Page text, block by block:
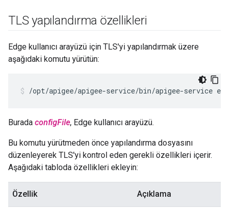
TLS yapılandırma özellikleri
Edge kullanıcı arayüzü için TLS'yi yapılandırmak üzere
aşağıdaki komutu yürütün:
/opt/apigee/apigee-service/bin/apigee-service
Burada configFile, Edge kullanıcı arayüzü.
Bu komutu yürütmeden önce yapılandırma dosyasını
düzenleyerek TLS'yi kontrol eden gerekli özellikleri içerir.
Aşağıdaki tabloda özellikleri ekleyin:
Özellik Açıklama